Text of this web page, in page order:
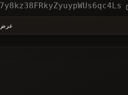
التصنيفات
الأكثر تصويتا
عرض